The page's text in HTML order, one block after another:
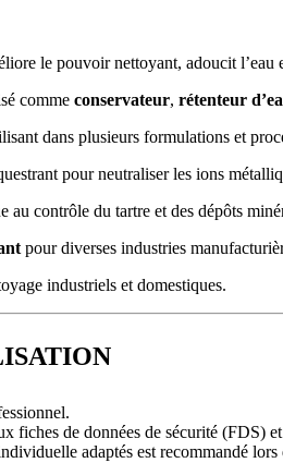
le pouvoir nettoyant, adoucit l’eau
comme conservateur, rétenteur
dans plusieurs formulations et
pour neutraliser les ions
au contrôle du tartre et des dépôts
pour diverses industries
industriels et domestiques.
fiches de données de sécurité (FDS)
adaptés est recommandé lors